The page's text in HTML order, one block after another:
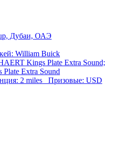
Дубаи, ОАЭ
William Buick
Kings Plate Extra Sound;
Extra Sound
2 miles Призовые: USD